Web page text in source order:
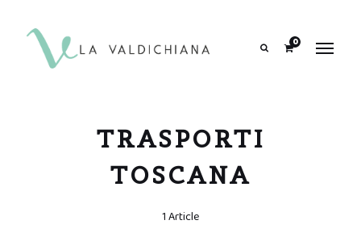
0
TRASPORTI
TOSCANA
1 Article